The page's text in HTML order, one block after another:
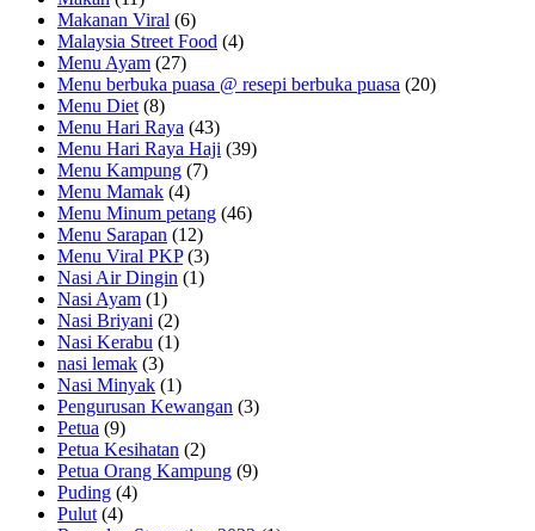
Makanan Viral (6)
Malaysia Street Food (4)
Menu Ayam (27)
Menu berbuka puasa @ resepi berbuka puasa (20)
Menu Diet (8)
Menu Hari Raya (43)
Menu Hari Raya Haji (39)
Menu Kampung (7)
Menu Mamak (4)
Menu Minum petang (46)
Menu Sarapan (12)
Menu Viral PKP(3)
Nasi Air Dingin (1)
Nasi Ayam (1)
Nasi Briyani (2)
Nasi Kerabu (1)
nasi lemak (3)
Nasi Minyak (1)
Pengurusan Kewangan (3)
Petua (9)
Petua Kesihatan (2)
Petua Orang Kampung (9)
Puding (4)
Pulut (4)